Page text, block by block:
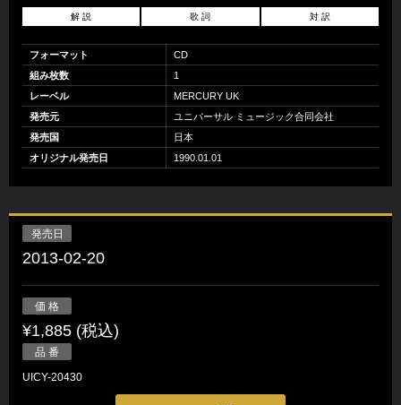
解 説 歌 詞 対 訳
フォーマット
CD
組み枚数
1
レーベル
MERCURY UK
発売元
ユニバーサル ミュージック合同会社
発売国
日本
オリジナル発売日
1990.01.01
発売日
2013-02-20
価 格
¥1,885 (税込)
品 番
UICY-20430